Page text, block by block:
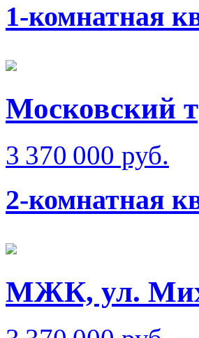
1-комнатная
Московский
3 370 000 руб.
2-комнатная
МЖК, ул.